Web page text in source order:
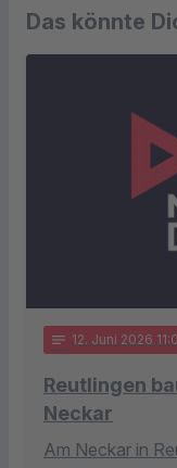
Das könnte
notes 12. Juni 2026
Reutlingen
Neckar
Am Neckar in